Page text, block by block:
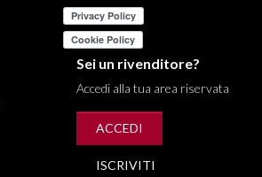
Sei un rivenditore?
Accedi alla tua area riservata
ACCEDI
ISCRIVITI